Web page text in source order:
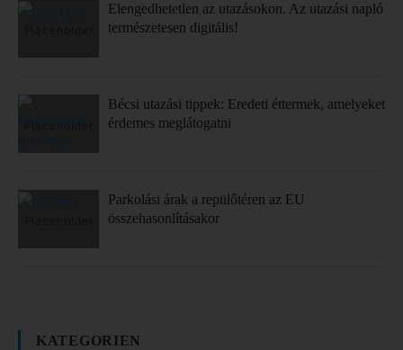
Elengedhetetlen az utazásokon. Az utazási napló
természetesen digitális!
Bécsi utazási tippek: Eredeti éttermek, amelyeket
érdemes meglátogatni
Parkolási árak a repülőtéren az EU
összehasonlításakor
KATEGORIEN